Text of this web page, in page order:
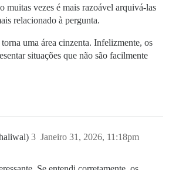
muitas vezes é mais razoável arquivá-las
relacionado à pergunta.
uma área cinzenta. Infelizmente, os
situações que não são facilmente
Janeiro 31, 2026, 11:18pm
3